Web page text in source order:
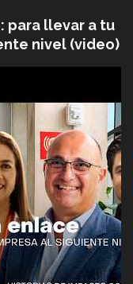
para llevar a tu
nivel (video)